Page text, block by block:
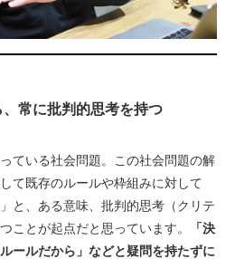
常に批判的思考を持つ
ている社会問題。この社会問題の解
て既存のルールや枠組みに対して
と、ある意味、批判的思考（クリテ
ことが起点だと思っています。
「決
ールだから」などと疑問を持たずに